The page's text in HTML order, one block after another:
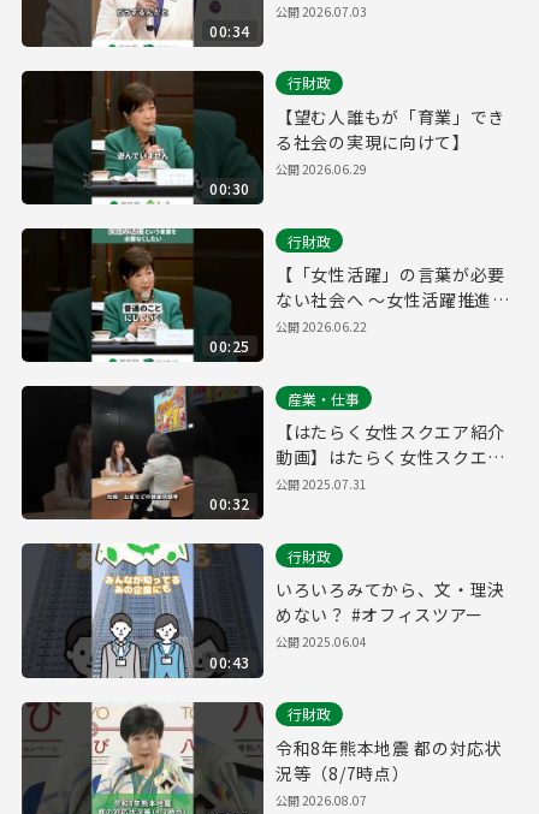
00:34
公開2026.07.03
00:30
行財政
【望む人誰もが「育業」でき
る社会の実現に向けて】
公開2026.06.29
00:25
行財政
【「女性活躍」の言葉が必要
ない社会へ ～女性活躍推進条
例 ７月１日施行～】
公開2026.06.22
00:32
産業・仕事
【はたらく女性スクエア紹介
動画】はたらく女性スクエア
ってどんなところ？
公開2025.07.31
00:43
行財政
いろいろみてから、文・理決
めない？ #オフィスツアー
公開2025.06.04
行財政
令和8年熊本地震 都の対応状
況等（8/7時点）
公開2026.08.07